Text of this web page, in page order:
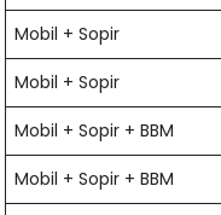
Mobil + Sopir
Mobil + Sopir
Mobil + Sopir + BBM
Mobil + Sopir + BBM